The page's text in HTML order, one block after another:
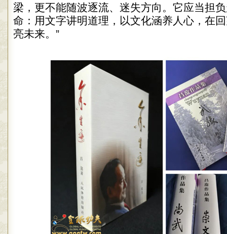
梁，更不能随波逐流、迷失方向。它应当担负
命：用文字讲明道理，以文化涵养人心，在
亮未来。”